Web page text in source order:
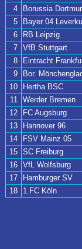
4
Borussia
5
Bayer 04
6
RB Leipzig
7 VfB Stuttgart
8
Eintracht
9
Bor.
10
Hertha BSC
11
Werder Bremen
12
FC Augsburg
13
Hannover 96
14
FSV Mainz 05
15 SC Freiburg
16 VfL Wolfsburg
17
Hamburger SV
18
1.FC Köln